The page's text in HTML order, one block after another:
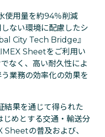
使用量を約94％削減
ない環境に配慮したシ
City Tech Bridge』
Sheetをご利用い
なく、高い耐久性によ
業務の効率化の効果を
果を通じて得られた
めとする交通・輸送分
Sheetの普及および、